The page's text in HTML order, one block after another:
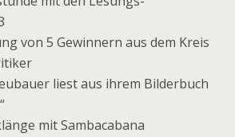
von 5 Gewinnern aus dem Kreis
liest aus ihrem Bilderbuch
mit Sambacabana